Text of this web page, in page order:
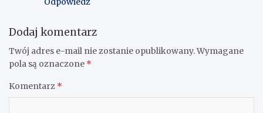
Dodaj komentarz
Twój adres e-mail nie zostanie opublikowany.Wymagane
pola są oznaczone *
Komentarz *